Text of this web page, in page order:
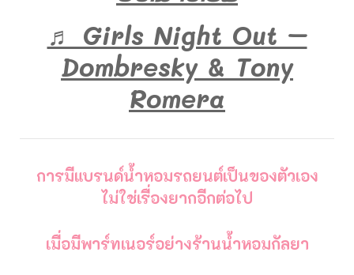
♬ Girls Night Out –
Dombresky & Tony
Romera
การมีแบรนด์น้ำหอมรถยนต์เป็นของตัวเอง
ไม่ใช่เรื่องยากอีกต่อไป
เมื่อมีพาร์ทเนอร์อย่างร้านน้ำหอมกัลยา